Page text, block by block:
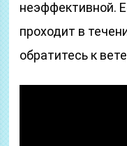
неэффективной.
проходит в
обратитесь к